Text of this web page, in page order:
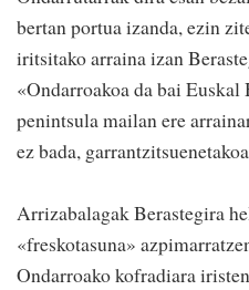
bertan portua izanda, ezin
iritsitako arraina izan
«Ondarroakoa da bai
penintsula mailan ere
ez bada,
Arrizabalagak Berastegira
«freskotasuna»
Ondarroako kofradiara